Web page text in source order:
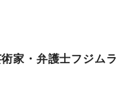
家・弁護士フジムラ